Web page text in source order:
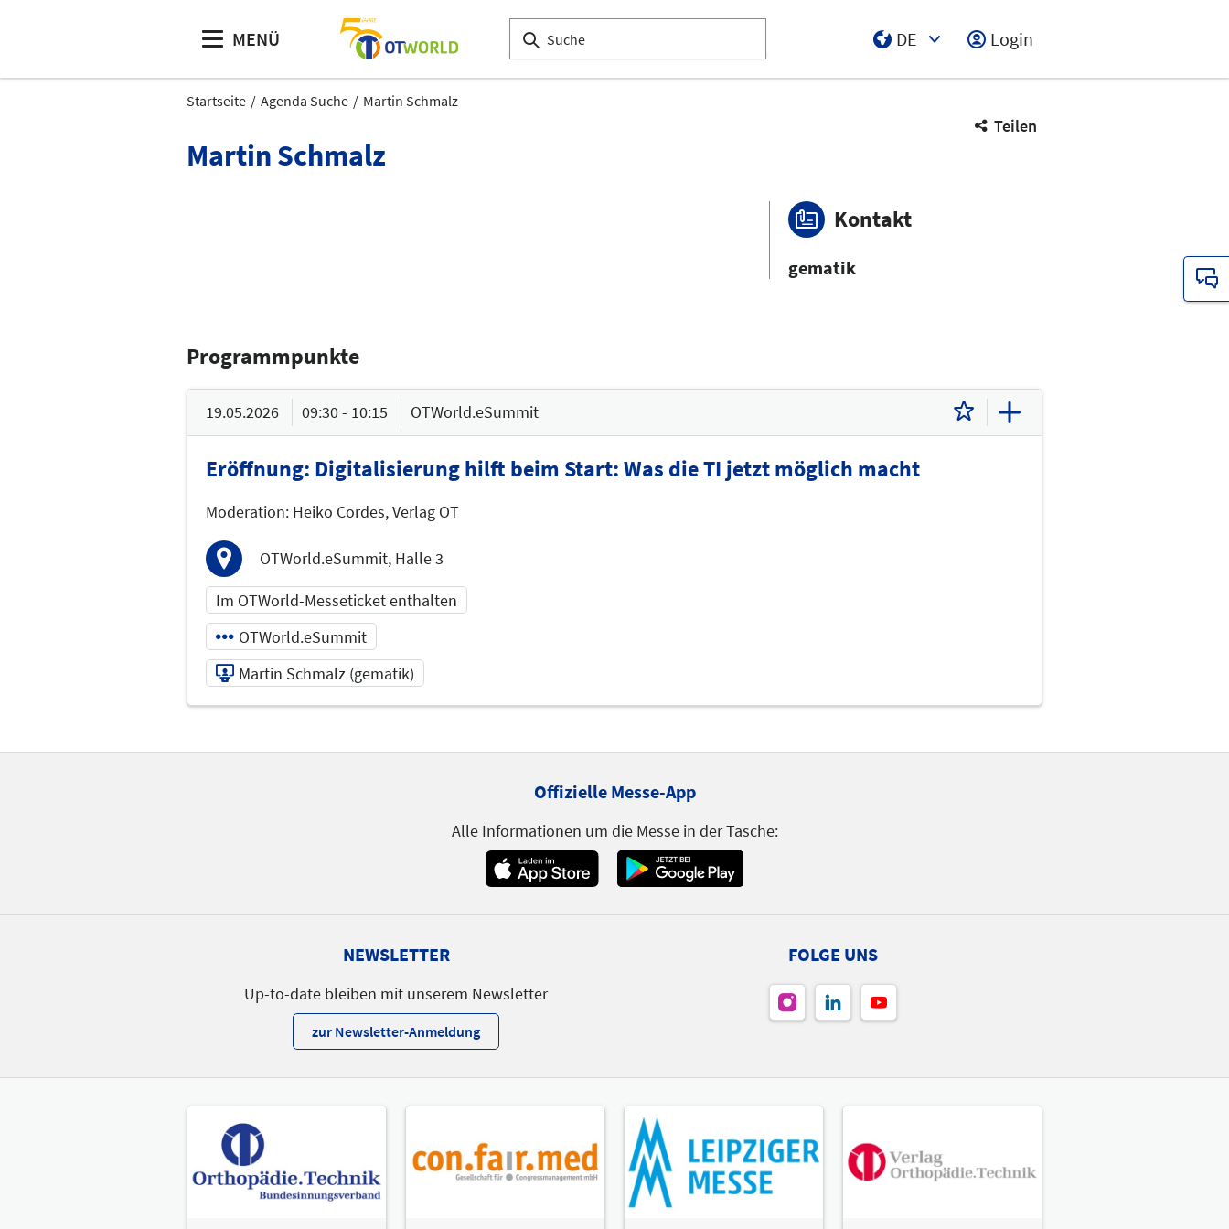
MENÜ
DE
Login
Startseite Agenda Suche Martin Schmalz
Teilen
Martin Schmalz
Kontakt
gematik
Programmpunkte
19.05.2026 09:30 - 10:15 OTWorld.eSummit
Eröffnung: Digitalisierung hilft beim Start: Was die TI jetzt möglich macht
Moderation: Heiko Cordes, Verlag OT
OTWorld.eSummit, Halle 3
Im OTWorld-Messeticket enthalten
OTWorld.eSummit
Martin Schmalz (gematik)
Themen
OTWorld.eSummit
Offizielle Messe-App
Alle Informationen um die Messe in der Tasche:
NEWSLETTER
Up-to-date bleiben mit unserem Newsletter
zur Newsletter-Anmeldung
FOLGE UNS